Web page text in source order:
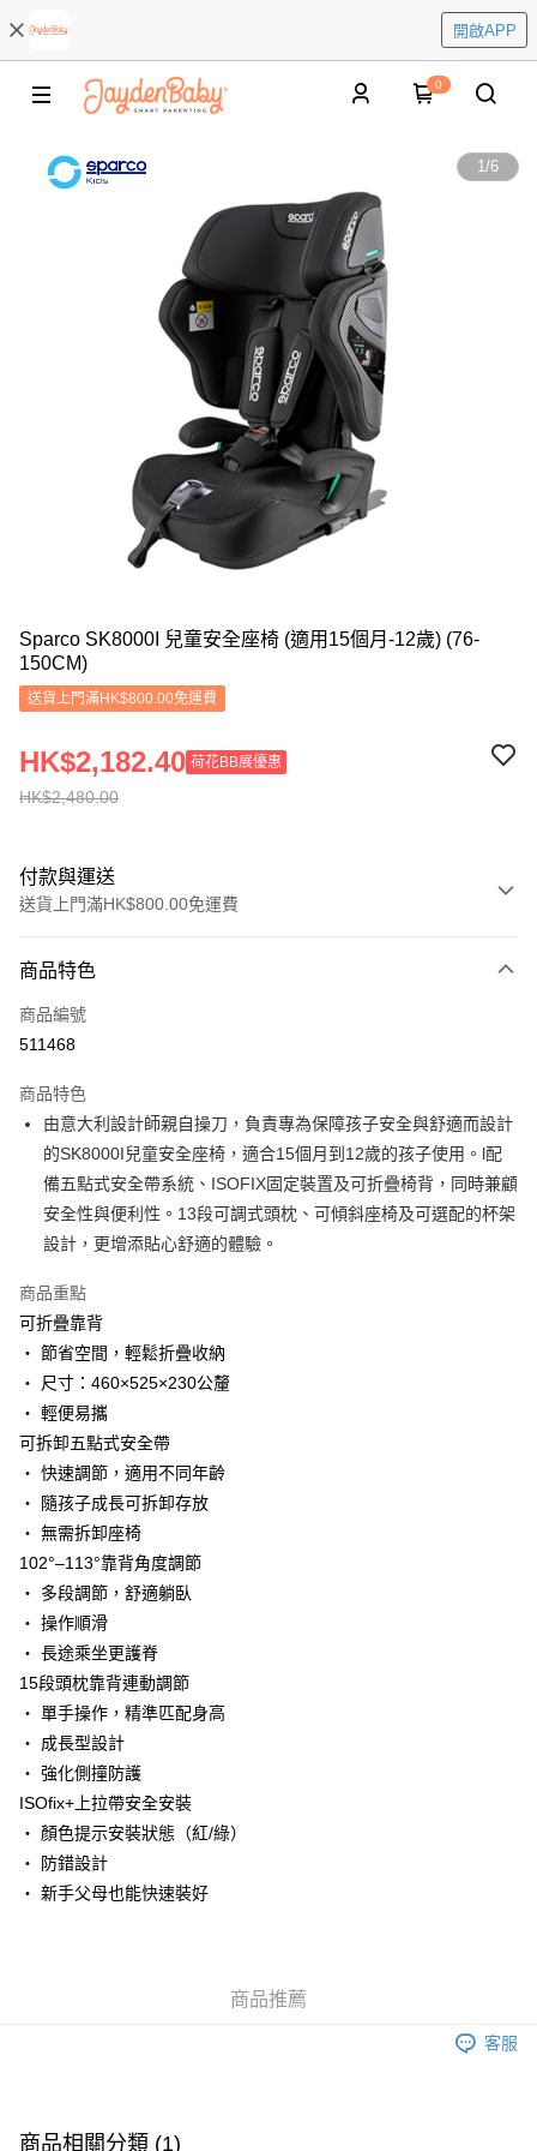
開啟APP
0
1/6
Sparco SK8000I 兒童安全座椅 (適用15個月-12歲) (76-
150CM)
送貨上門滿HK$800.00免運費
HK$2,480.00
HK$2,182.40 荷花BB展優惠
付款與運送
送貨上門滿HK$800.00免運費
信用卡
Apple Pay
AlipayHK
PayMe
WeChat Pay
香港配送
每筆HK$55.00，滿HK$800.00或以上免運費
商品特色
商品編號
511468
商品特色
由意大利設計師親自操刀，負責專為保障孩子安全與舒適而設計
的SK8000I兒童安全座椅，適合15個月到12歲的孩子使用。l配
備五點式安全帶系統、ISOFIX固定裝置及可折疊椅背，同時兼顧
安全性與便利性。13段可調式頭枕、可傾斜座椅及可選配的杯架
設計，更增添貼心舒適的體驗。
商品重點
可折疊靠背
・ 節省空間，輕鬆折疊收納
・ 尺寸：460×525×230公釐
・ 輕便易攜
可拆卸五點式安全帶
・ 快速調節，適用不同年齡
・ 隨孩子成長可拆卸存放
・ 無需拆卸座椅
102°–113°靠背角度調節
・ 多段調節，舒適躺臥
・ 操作順滑
・ 長途乘坐更護脊
15段頭枕靠背連動調節
・ 單手操作，精準匹配身高
・ 成長型設計
・ 強化側撞防護
ISOfix+上拉帶安全安裝
・ 顏色提示安裝狀態（紅/綠）
・ 防錯設計
・ 新手父母也能快速裝好
商品推薦
客服
商品相關分類 (1)